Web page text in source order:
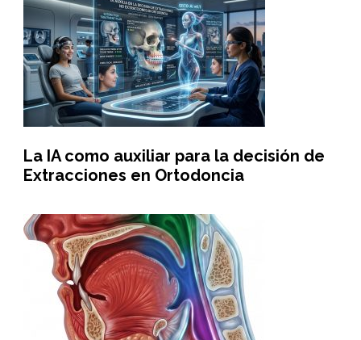
La IA como auxiliar para la decisión de
Extracciones en Ortodoncia